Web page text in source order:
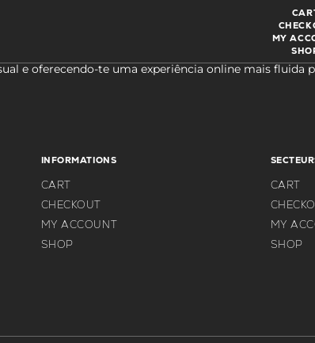
MY
e oferecendo-te uma experiência online mais fluida
INFORMATIONS
CART
CHECKOUT
MY ACCOUNT
SHOP
CART
MY
SHOP